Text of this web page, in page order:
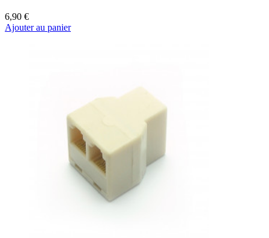
6,90 €
Ajouter au panier